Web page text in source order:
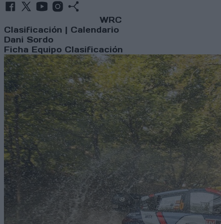
WRC
Clasificación | Calendario
Dani Sordo
Ficha Equipo Clasificación